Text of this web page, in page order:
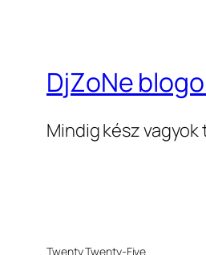
DjZoNe
Mindig kész
Twenty Twenty-Five